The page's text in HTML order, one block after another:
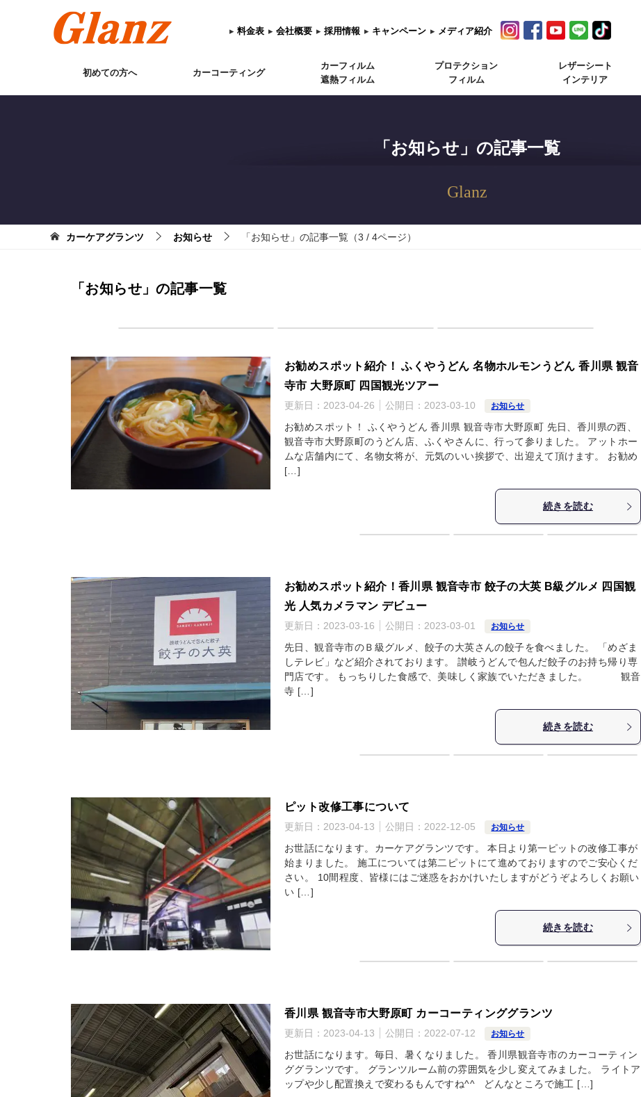
▸ 料金表 ▸ 会社概要 ▸ 採用情報 ▸ キャンペーン ▸ メディア紹介
初めての方へ カーコーティング
カーフィルム
遮熱フィルム
プロテクション
フィルム
レザーシート
インテリア
「お知らせ」の記事一覧
Glanz
カーケアグランツ お知らせ 「お知らせ」の記事一覧（3 / 4ページ）
「お知らせ」の記事一覧
お勧めスポット紹介！ ふくやうどん 名物ホルモンうどん 香川県 観音
寺市 大野原町 四国観光ツアー
更新日： 2023-04-26 公開日： 2023-03-10 お知らせ
お勧めスポット！ ふくやうどん 香川県 観音寺市大野原町 先日、香川県の西、
観音寺市大野原町のうどん店、ふくやさんに、行って参りました。 アットホー
ムな店舗内にて、名物女将が、元気のいい挨拶で、出迎えて頂けます。 お勧め
[…]
続きを読む
お勧めスポット紹介！香川県 観音寺市 餃子の大英 B級グルメ 四国観
光 人気カメラマン デビュー
更新日： 2023-03-16 公開日： 2023-03-01 お知らせ
先日、観音寺市のＢ級グルメ、餃子の大英さんの餃子を食べました。 「めざま
しテレビ」など紹介されております。 讃岐うどんで包んだ餃子のお持ち帰り専
門店です。 もっちりした食感で、美味しく家族でいただきました。 観音
寺 […]
続きを読む
ピット改修工事について
更新日： 2023-04-13 公開日： 2022-12-05 お知らせ
お世話になります。カーケアグランツです。 本日より第一ピットの改修工事が
始まりました。 施工については第二ピットにて進めておりますのでご安心くだ
さい。 10間程度、皆様にはご迷惑をおかけいたしますがどうぞよろしくお願い
い […]
続きを読む
香川県 観音寺市大野原町 カーコーティンググランツ
更新日： 2023-04-13 公開日： 2022-07-12 お知らせ
お世話になります。毎日、暑くなりました。 香川県観音寺市のカーコーティン
ググランツです。 グランツルーム前の雰囲気を少し変えてみました。 ライトア
ップや少し配置換えで変わるもんですね^^ どんなところで施工 […]